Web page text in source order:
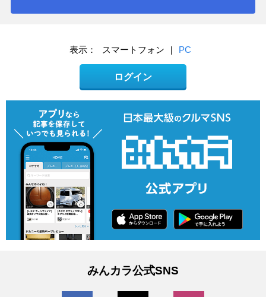
表示： スマートフォン | PC
ログイン
みんカラ公式SNS